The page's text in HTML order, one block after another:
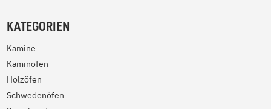
KATEGORIEN
Kamine
Kaminöfen
Holzöfen
Schwedenöfen